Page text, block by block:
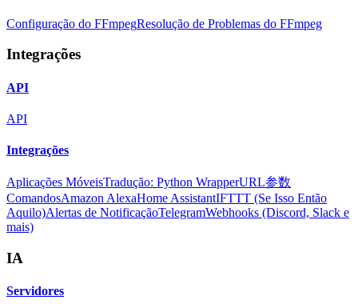
Configuração do FFmpegResolução de Problemas do FFmpeg
Integrações
API
API
Integrações
Aplicações MóveisTradução: Python WrapperURL参数
ComandosAmazon AlexaHome AssistantIFTTT (Se Isso Então
Aquilo)Alertas de NotificaçãoTelegramWebhooks (Discord, Slack e
mais)
IA
Servidores